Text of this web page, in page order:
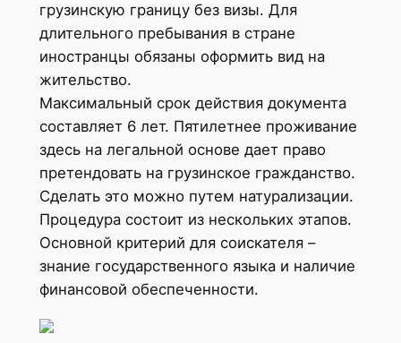
грузинскую границу без визы. Для
длительного пребывания в стране
иностранцы обязаны оформить вид на
жительство.
Максимальный срок действия документа
составляет 6 лет. Пятилетнее проживание
здесь на легальной основе дает право
претендовать на грузинское гражданство.
Сделать это можно путем натурализации.
Процедура состоит из нескольких этапов.
Основной критерий для соискателя –
знание государственного языка и наличие
финансовой обеспеченности.